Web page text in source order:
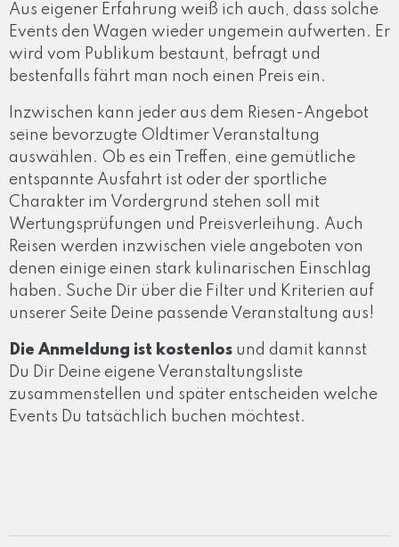
Aus eigener Erfahrung weiß ich auch, dass solche
Events den Wagen wieder ungemein aufwerten. Er
wird vom Publikum bestaunt, befragt und
bestenfalls fährt man noch einen Preis ein.
Inzwischen kann jeder aus dem Riesen-Angebot
seine bevorzugte Oldtimer Veranstaltung
auswählen. Ob es ein Treffen, eine gemütliche
entspannte Ausfahrt ist oder der sportliche
Charakter im Vordergrund stehen soll mit
Wertungsprüfungen und Preisverleihung. Auch
Reisen werden inzwischen viele angeboten von
denen einige einen stark kulinarischen Einschlag
haben. Suche Dir über die Filter und Kriterien auf
unserer Seite Deine passende Veranstaltung aus!
Die Anmeldung ist kostenlos und damit kannst
Du Dir Deine eigene Veranstaltungsliste
zusammenstellen und später entscheiden welche
Events Du tatsächlich buchen möchtest.